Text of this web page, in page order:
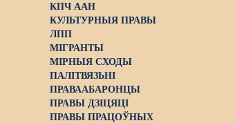
КПЧ ААН
КУЛЬТУРНЫЯ ПРАВЫ
ЛПП
МІГРАНТЫ
МІРНЫЯ СХОДЫ
ПАЛІТВЯЗЬНІ
ПРАВААБАРОНЦЫ
ПРАВЫ ДЗІЦЯЦІ
ПРАВЫ ПРАЦОЎНЫХ